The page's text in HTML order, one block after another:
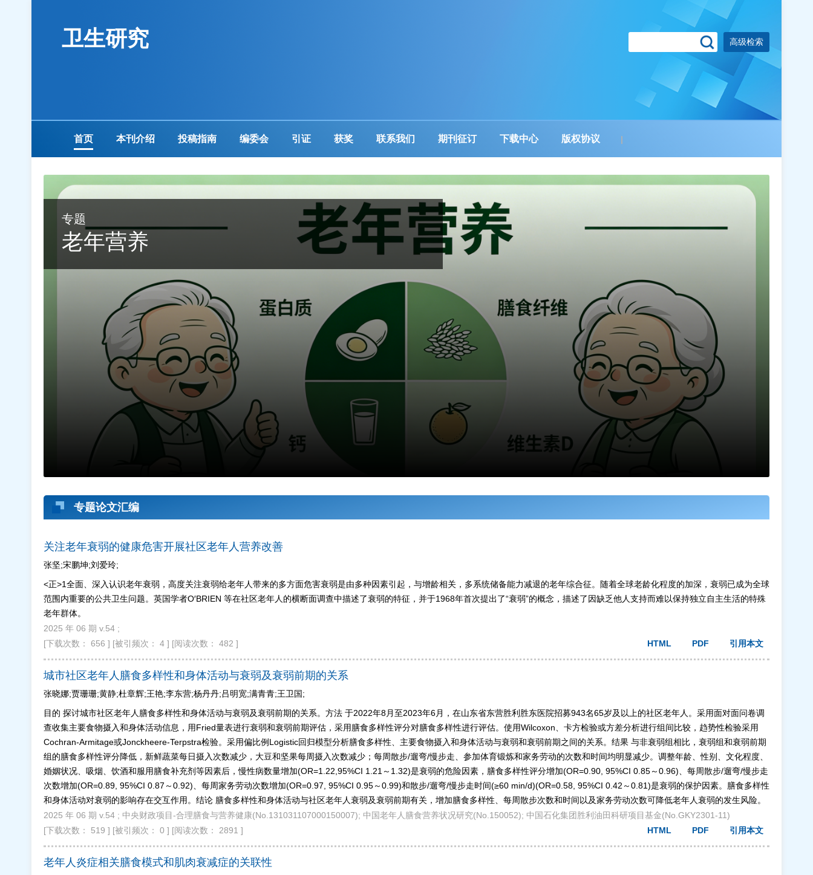
卫生研究 高级检索
首页 本刊介绍 投稿指南 编委会 引证 获奖 联系我们 期刊征订 下载中心 版权协议 |
专题
老年营养
专题论文汇编
关注老年衰弱的健康危害开展社区老年人营养改善
张坚;宋鹏坤;刘爱玲;
<正>1全面、深入认识老年衰弱，高度关注衰弱给老年人带来的多方面危害衰弱是由多种因素引起，与增龄相关，多系统储备能力减退的老年综合征。随着全球老龄化程度的加深，衰弱已成为全球
范围内重要的公共卫生问题。英国学者O′BRIEN 等在社区老年人的横断面调查中描述了衰弱的特征，并于1968年首次提出了“衰弱”的概念，描述了因缺乏他人支持而难以保持独立自主生活的特殊
老年群体。
2025 年 06 期 v.54 ;
[下载次数： 656 ] [被引频次： 4 ] [阅读次数： 482 ] HTML PDF 引用本文
城市社区老年人膳食多样性和身体活动与衰弱及衰弱前期的关系
张晓娜;贾珊珊;黄静;杜章辉;王艳;李东营;杨丹丹;吕明宽;满青青;王卫国;
目的 探讨城市社区老年人膳食多样性和身体活动与衰弱及衰弱前期的关系。方法 于2022年8月至2023年6月，在山东省东营胜利胜东医院招募943名65岁及以上的社区老年人。采用面对面问卷调
查收集主要食物摄入和身体活动信息，用Fried量表进行衰弱和衰弱前期评估，采用膳食多样性评分对膳食多样性进行评估。使用Wilcoxon、卡方检验或方差分析进行组间比较，趋势性检验采用
Cochran-Armitage或Jonckheere-Terpstra检验。采用偏比例Logistic回归模型分析膳食多样性、主要食物摄入和身体活动与衰弱和衰弱前期之间的关系。结果 与非衰弱组相比，衰弱组和衰弱前期
组的膳食多样性评分降低，新鲜蔬菜每日摄入次数减少，大豆和坚果每周摄入次数减少；每周散步/遛弯/慢步走、参加体育锻炼和家务劳动的次数和时间均明显减少。调整年龄、性别、文化程度、
婚姻状况、吸烟、饮酒和服用膳食补充剂等因素后，慢性病数量增加(OR=1.22,95%CI 1.21～1.32)是衰弱的危险因素，膳食多样性评分增加(OR=0.90, 95%CI 0.85～0.96)、每周散步/遛弯/慢步走
次数增加(OR=0.89, 95%CI 0.87～0.92)、每周家务劳动次数增加(OR=0.97, 95%CI 0.95～0.99)和散步/遛弯/慢步走时间(≥60 min/d)(OR=0.58, 95%CI 0.42～0.81)是衰弱的保护因素。膳食多样性
和身体活动对衰弱的影响存在交互作用。结论 膳食多样性和身体活动与社区老年人衰弱及衰弱前期有关，增加膳食多样性、每周散步次数和时间以及家务劳动次数可降低老年人衰弱的发生风险。
2025 年 06 期 v.54 ; 中央财政项目-合理膳食与营养健康(No.131031107000150007); 中国老年人膳食营养状况研究(No.150052); 中国石化集团胜利油田科研项目基金(No.GKY2301-11)
[下载次数： 519 ] [被引频次： 0 ] [阅读次数： 2891 ] HTML PDF 引用本文
老年人炎症相关膳食模式和肌肉衰减症的关联性